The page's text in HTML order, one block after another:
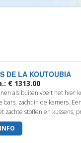
DE LA KOUTOUBIA
€ 1313.00
als buiten voelt het hier
bars, zacht in de kamers.
zachte stoffen en kussens,